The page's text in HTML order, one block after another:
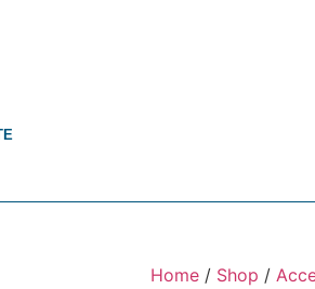
Home / Shop /